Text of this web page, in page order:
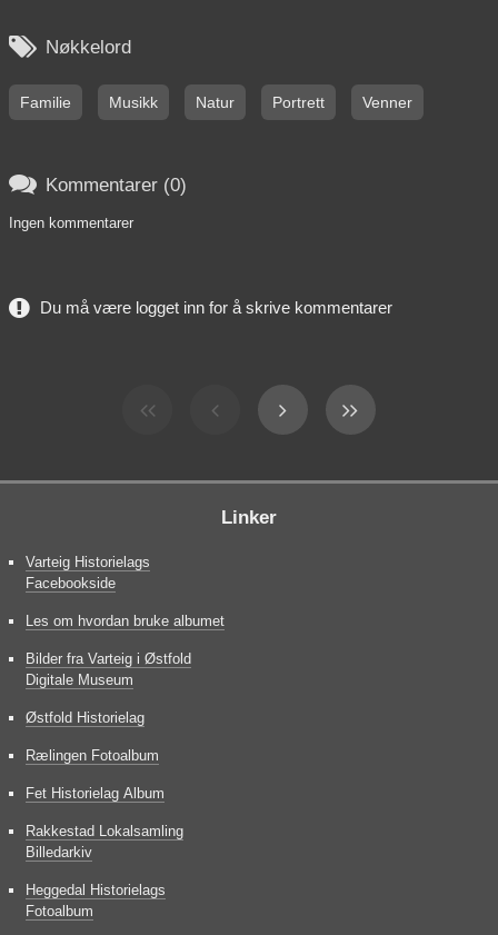
 Nøkkelord
Familie Musikk Natur Portrett Venner
 Kommentarer (0)
Ingen kommentarer
Du må være logget inn for å skrive kommentarer
Linker
Varteig Historielags
Facebookside
Les om hvordan bruke albumet
Bilder fra Varteig i Østfold
Digitale Museum
Østfold Historielag
Rælingen Fotoalbum
Fet Historielag Album
Rakkestad Lokalsamling
Billedarkiv
Heggedal Historielags
Fotoalbum